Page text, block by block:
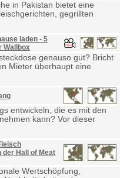
in Pakistan bietet eine
gegrillten
laden - 5
Wallbox
genauso gut? Bricht
Mieter überhaupt eine
entwickeln, die es mit den
kann? Vor dieser
der Hall of Meat
Wertschöpfung,